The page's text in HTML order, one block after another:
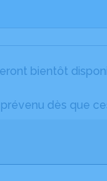
bientôt
dès que